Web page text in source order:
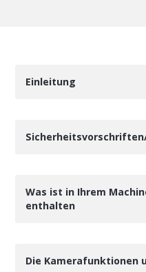
Einleitung
Was ist in Ihrem
enthalten
Die Kamerafunktionen